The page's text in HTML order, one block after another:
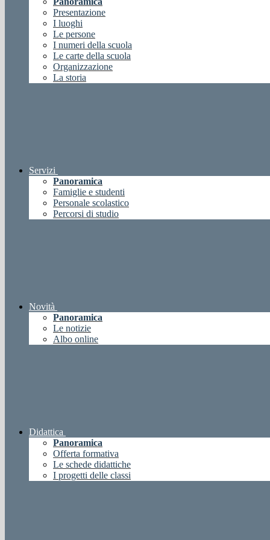
Presentazione
I luoghi
Le persone
I numeri della scuola
Le carte della scuola
Organizzazione
La storia
Servizi
Panoramica
Famiglie e studenti
Personale scolastico
Percorsi di studio
Novità
Panoramica
Le notizie
Albo online
Didattica
Panoramica
Offerta formativa
Le schede didattiche
I progetti delle classi